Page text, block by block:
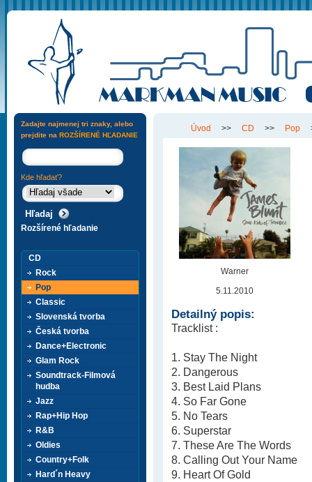
Úvod >> CD >> Pop
Warner
5.11.2010
Detailný popis:
Tracklist :
1. Stay The Night
2. Dangerous
3. Best Laid Plans
4. So Far Gone
5. No Tears
6. Superstar
7. These Are The Words
8. Calling Out Your Name
9. Heart Of Gold
Zadajte najmenej tri znaky, alebo
prejdite na ROZŠÍRENÉ HĽADANIE
Kde hľadať?
Rozšírené hľadanie
CD
Rock
Pop
Classic
Slovenská tvorba
Česká tvorba
Dance+Electronic
Glam Rock
Soundtrack-Filmová
hudba
Jazz
Rap+Hip Hop
R&B
Oldies
Country+Folk
Hard´n Heavy